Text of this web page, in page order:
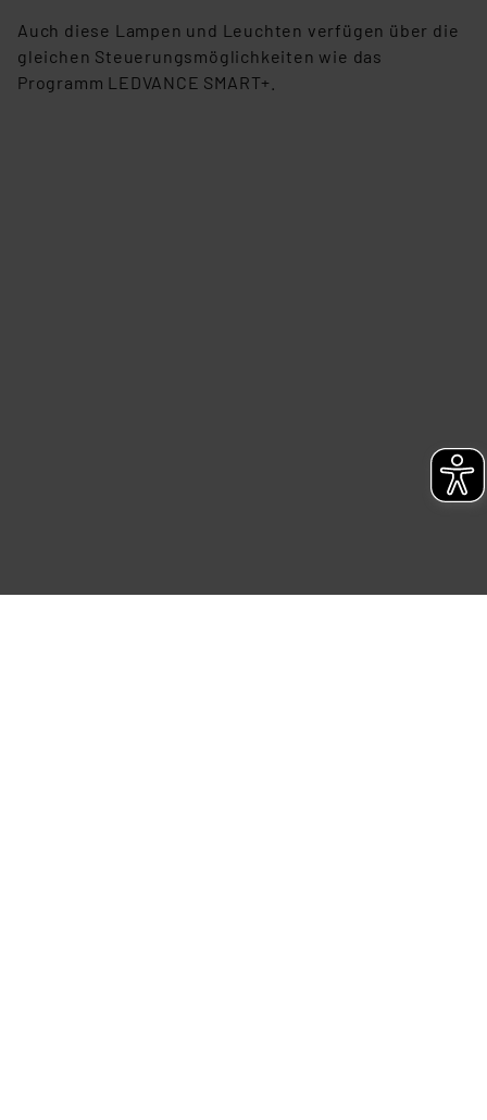
Auch diese Lampen und Leuchten verfügen über die
gleichen Steuerungsmöglichkeiten wie das
Programm LEDVANCE SMART+.